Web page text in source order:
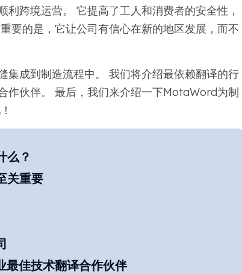
跨境运营。 它提高了工人和消费者的安全性，
要的是，它让公司有信心在新的地区发展，而不
集成到制造流程中。 我们将介绍最依赖翻译的行
作伙伴。 最后，我们来介绍一下MotaWord为制
么？
关重要
佳技术翻译合作伙伴